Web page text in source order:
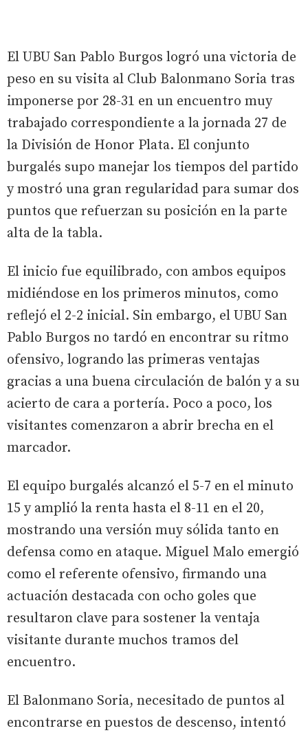
El UBU San Pablo Burgos logró una victoria de
peso en su visita al Club Balonmano Soria tras
imponerse por 28-31 en un encuentro muy
trabajado correspondiente a la jornada 27 de
la División de Honor Plata. El conjunto
burgalés supo manejar los tiempos del partido
y mostró una gran regularidad para sumar dos
puntos que refuerzan su posición en la parte
alta de la tabla.
El inicio fue equilibrado, con ambos equipos
midiéndose en los primeros minutos, como
reflejó el 2-2 inicial. Sin embargo, el UBU San
Pablo Burgos no tardó en encontrar su ritmo
ofensivo, logrando las primeras ventajas
gracias a una buena circulación de balón y a su
acierto de cara a portería. Poco a poco, los
visitantes comenzaron a abrir brecha en el
marcador.
El equipo burgalés alcanzó el 5-7 en el minuto
15 y amplió la renta hasta el 8-11 en el 20,
mostrando una versión muy sólida tanto en
defensa como en ataque. Miguel Malo emergió
como el referente ofensivo, firmando una
actuación destacada con ocho goles que
resultaron clave para sostener la ventaja
visitante durante muchos tramos del
encuentro.
El Balonmano Soria, necesitado de puntos al
encontrarse en puestos de descenso, intentó